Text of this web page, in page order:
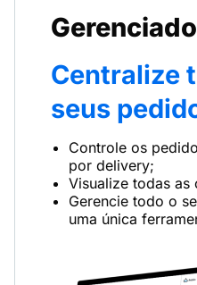
Centralize
seus
Controle os
por delivery;
Visualize todas as
Gerencie todo o
uma única